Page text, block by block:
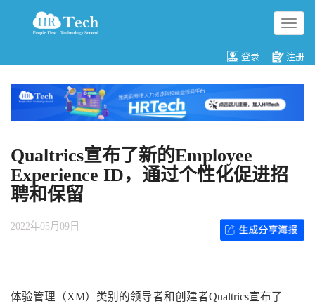
切
换
航
登录 注册
Qualtrics宣布了新的Employee
Experience ID，通过个性化促进招
聘和保留
2022年05月09日
体验管理（XM）类别的领导者和创建者Qualtrics宣布了